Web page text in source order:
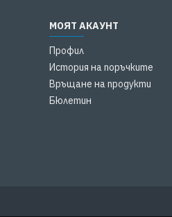
МОЯТ АКАУНТ
Профил
История на поръчките
Връщане на продукти
Бюлетин